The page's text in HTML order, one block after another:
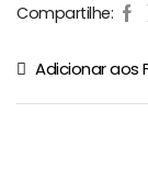
Compartilhe:
Adicionar aos